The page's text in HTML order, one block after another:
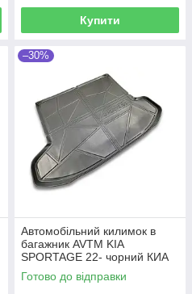
Купити
–30%
Автомобільний килимок в
багажник AVTM KIA
SPORTAGE 22- чорний КИА
Спортейдж
Готово до відправки